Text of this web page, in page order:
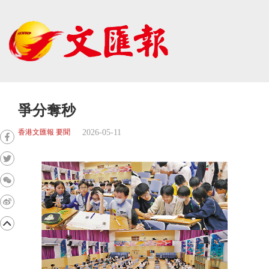
爭分奪秒
香港文匯報 要聞 2026-05-11